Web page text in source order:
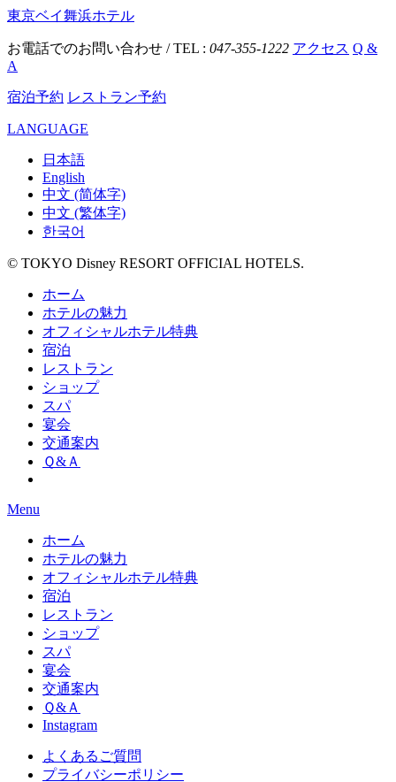
東京ベイ舞浜ホテル
お電話でのお問い合わせ / TEL : 047-355-1222 アクセス Q &
A
宿泊予約 レストラン予約
LANGUAGE
日本語
English
中文 (简体字)
中文 (繁体字)
한국어
© TOKYO Disney RESORT OFFICIAL HOTELS.
ホーム
ホテルの魅力
オフィシャルホテル特典
宿泊
レストラン
ショップ
スパ
宴会
交通案内
Ｑ&Ａ
Menu
ホーム
ホテルの魅力
オフィシャルホテル特典
宿泊
レストラン
ショップ
スパ
宴会
交通案内
Ｑ&Ａ
Instagram
よくあるご質問
プライバシーポリシー